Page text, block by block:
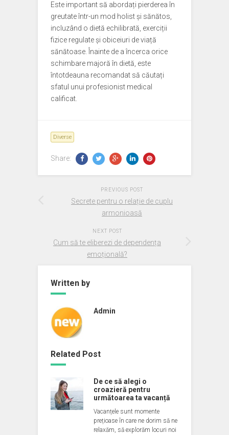
Este important să abordați pierderea în
greutate într-un mod holist și sănătos,
incluzând o dietă echilibrată, exerciții
fizice regulate și obiceiuri de viață
sănătoase. Înainte de a încerca orice
schimbare majoră în dietă, este
întotdeauna recomandat să căutați
sfatul unui profesionist medical
calificat.
Diverse
Share:
PREVIOUS POST
Secrete pentru o relație de cuplu
armonioasă
NEXT POST
Cum să te eliberezi de dependența
emoțională?
Written by
Admin
Related Post
De ce să alegi o
croazieră pentru
următoarea ta vacanță
Vacanțele sunt momente
prețioase în care ne dorim să ne
relaxăm, să explorăm locuri noi